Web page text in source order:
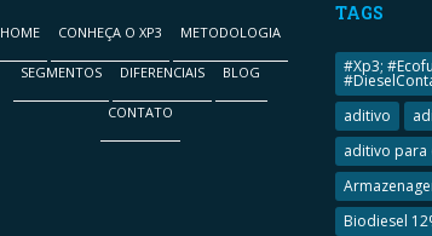
HOME CONHEÇA O XP3 METODOLOGIA
SEGMENTOS DIFERENCIAIS BLOG
CONTATO
TAGS
#Xp3;
aditivo
aditivo para
Biodiesel